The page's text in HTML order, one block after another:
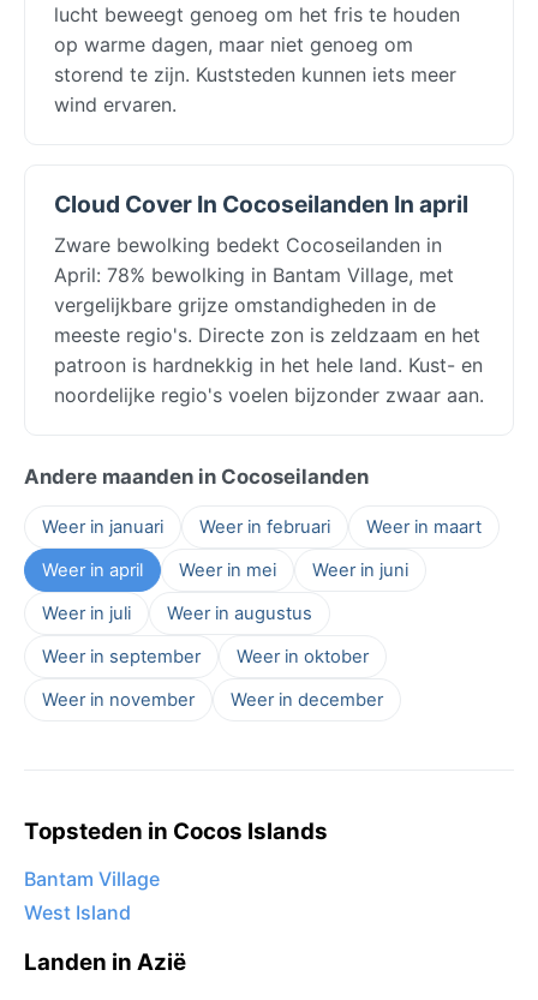
lucht beweegt genoeg om het fris te houden
op warme dagen, maar niet genoeg om
storend te zijn. Kuststeden kunnen iets meer
wind ervaren.
Cloud Cover In Cocoseilanden In april
Zware bewolking bedekt Cocoseilanden in
April: 78% bewolking in Bantam Village, met
vergelijkbare grijze omstandigheden in de
meeste regio's. Directe zon is zeldzaam en het
patroon is hardnekkig in het hele land. Kust- en
noordelijke regio's voelen bijzonder zwaar aan.
Andere maanden in Cocoseilanden
Weer in januari Weer in februari
Weer in maart
Weer in april
Weer in mei
Weer in juni
Weer in juli
Weer in augustus
Weer in september
Weer in oktober
Weer in november
Weer in december
Topsteden in Cocos Islands
Bantam Village
West Island
Landen in Azië